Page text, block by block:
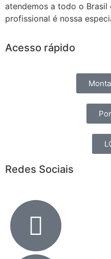
atendemos a todo o
profissional é nossa
Acesso rápido
Redes Sociais